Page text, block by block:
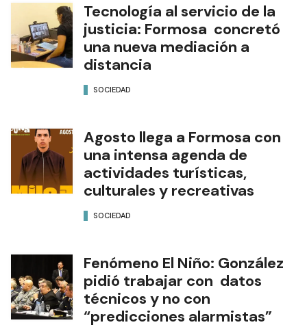
Tecnología al servicio de la
justicia: Formosa concretó
una nueva mediación a
distancia
SOCIEDAD
Agosto llega a Formosa con
una intensa agenda de
actividades turísticas,
culturales y recreativas
SOCIEDAD
Fenómeno El Niño: González
pidió trabajar con datos
técnicos y no con
“predicciones alarmistas”